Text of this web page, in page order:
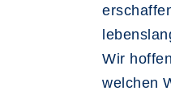
Wir
welchen